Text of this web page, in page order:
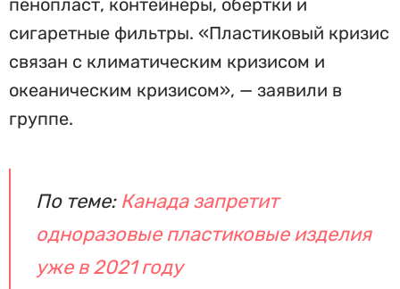
пенопласт, контейнеры, обертки и
сигаретные фильтры. «Пластиковый кризис
связан с климатическим кризисом и
океаническим кризисом», — заявили в
группе.
По теме: Канада запретит
одноразовые пластиковые изделия
уже в 2021 году